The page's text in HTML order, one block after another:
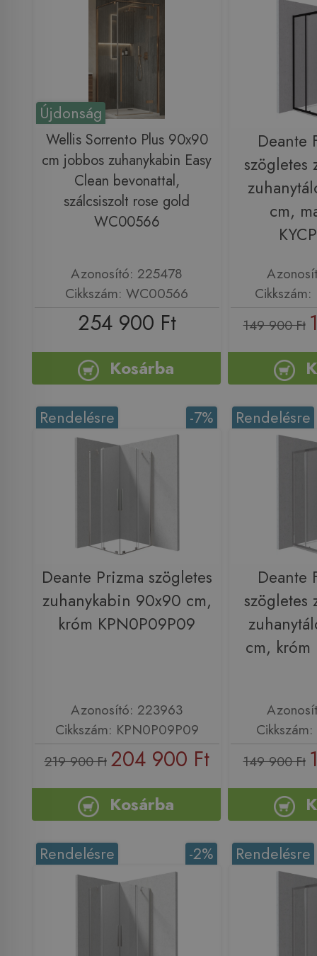
Újdonság
Wellis Sorrento Plus 90x90
cm jobbos zuhanykabin Easy
Clean bevonattal,
szálcsiszolt rose gold
WC00566
Azonosító: 225478
Cikkszám: WC00566
254 900 Ft
Kosárba
Deante
szögletes
cm,
149 900 Ft
-7%
Rendelésre
Deante Prizma szögletes
zuhanykabin 90x90 cm,
króm KPN0P09P09
Azonosító: 223963
Cikkszám: KPN0P09P09
219 900 Ft 204 900 Ft
Kosárba
Rendelésre
Deante
szögletes
cm, króm
149 900 Ft
-2%
Rendelésre Rendelésre